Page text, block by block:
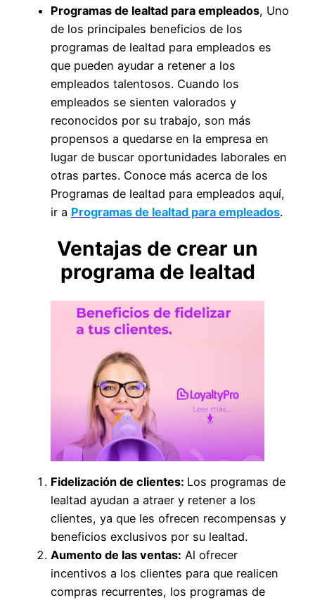
Programas de lealtad para empleados, Uno
de los principales beneficios de los
programas de lealtad para empleados es
que pueden ayudar a retener a los
empleados talentosos. Cuando los
empleados se sienten valorados y
reconocidos por su trabajo, son más
propensos a quedarse en la empresa en
lugar de buscar oportunidades laborales en
otras partes. Conoce más acerca de los
Programas de lealtad para empleados aquí,
ir a Programas de lealtad para empleados.
Ventajas de crear un
programa de lealtad
Fidelización de clientes: Los programas de
lealtad ayudan a atraer y retener a los
clientes, ya que les ofrecen recompensas y
beneficios exclusivos por su lealtad.
Aumento de las ventas: Al ofrecer
incentivos a los clientes para que realicen
compras recurrentes, los programas de